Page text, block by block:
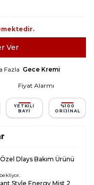
Ver
Fazla Gece Kremi
Fiyat Alarmı
YETKILI
BAYI
%100
ORIJINAL
Dlays Bakım Ürünü
Style Energy Mist 2